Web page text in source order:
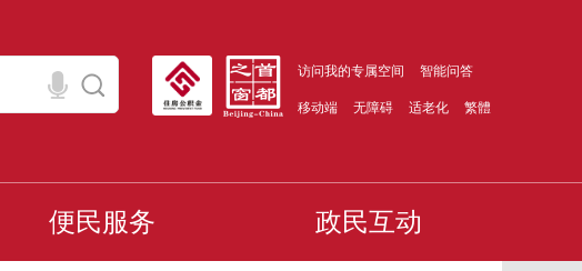
访问我的专属空间 智能问答
移动端 无障碍 适老化 繁體
便民服务 政民互动